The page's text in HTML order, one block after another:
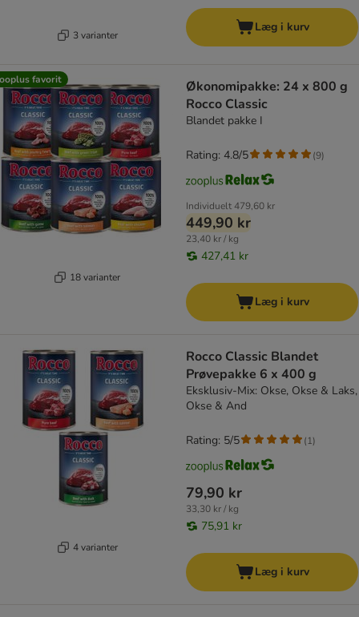
3 varianter
Læg i kurv
favorit
18 varianter
Økonomipakke: 24 x 800 g
Rocco Classic
Blandet pakke I
Individuelt479,60 kr
449,90 kr
23,40 kr / kg
427,41 kr
Rating: 4.8/5 (9)
Læg i kurv
4 varianter
Rocco Classic Blandet
Prøvepakke 6 x 400 g
Eksklusiv-Mix: Okse, Okse & Laks,
Okse & And
79,90 kr
33,30 kr / kg
75,91 kr
Rating: 5/5 (1)
Læg i kurv